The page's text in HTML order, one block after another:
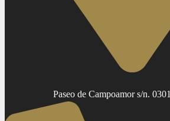
Paseo de Campoamor s/n.